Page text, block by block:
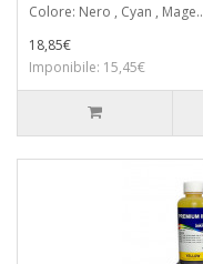
Colore: Nero , Cyan , Mage..
18,85€
Imponibile: 15,45€